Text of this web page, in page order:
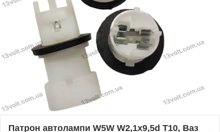
Патрон автолампи W5W W2,1x9,5d T10, Ваз